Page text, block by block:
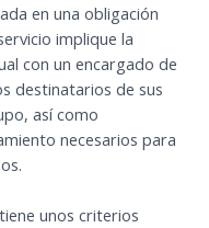
en una obligación
implique la
con un encargado de
destinatarios de sus
así como
necesarios para
unos criterios